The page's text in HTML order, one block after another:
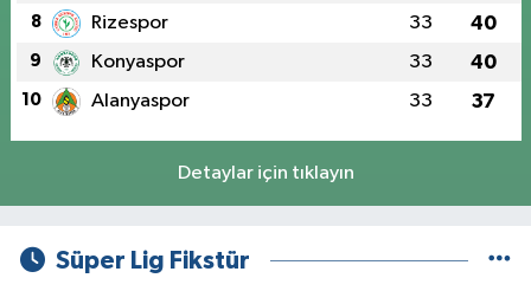
8 Rizespor 33 40
9 Konyaspor 33 40
10 Alanyaspor 33 37
Detaylar için tıklayın
Süper Lig Fikstür